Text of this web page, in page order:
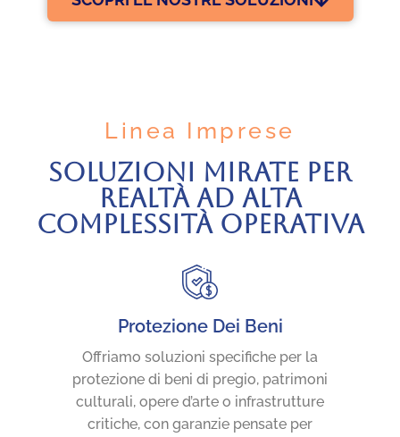
Linea Imprese
SOLUZIONI MIRATE PER
REALTÀ AD ALTA
COMPLESSITÀ OPERATIVA
Protezione Dei Beni
Offriamo soluzioni specifiche per la
protezione di beni di pregio, patrimoni
culturali, opere d’arte o infrastrutture
critiche, con garanzie pensate per